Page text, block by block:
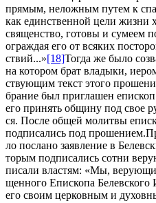
пря­мым, нелож­ным пу­тем к
как един­ствен­ной це­ли
свя­щен­ство, го­то­вы и су­ме­ем
ограж­дая его от вся­ких
ствий...»[18]То­гда же бы­ло
на ко­то­ром брат вла­ды­ки,
ству­ю­щим текст это­го
бра­ние был при­гла­шен
его при­нять об­щи­ну под свое
ся. По­сле об­щей мо­лит­вы
под­пи­са­лись под
ло по­сла­но за­яв­ле­ние в
то­рым под­пи­са­лись сот­ни
пи­са­ли вла­стям: «Мы,
щен­но­го Епи­ско­па
его сво­им цер­ков­ным и